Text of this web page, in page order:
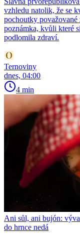
vzhledu natolik, že se
pochoutky považované
poznámka, kvůli které
podlomila zdraví.
Ternoviny
dnes, 04:00
4 min
Ani sůl, ani bujón:
do hrnce nedá